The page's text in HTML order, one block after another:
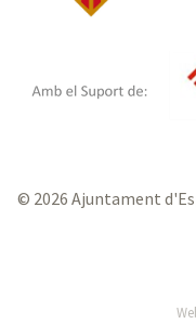
© 2026 Ajuntament